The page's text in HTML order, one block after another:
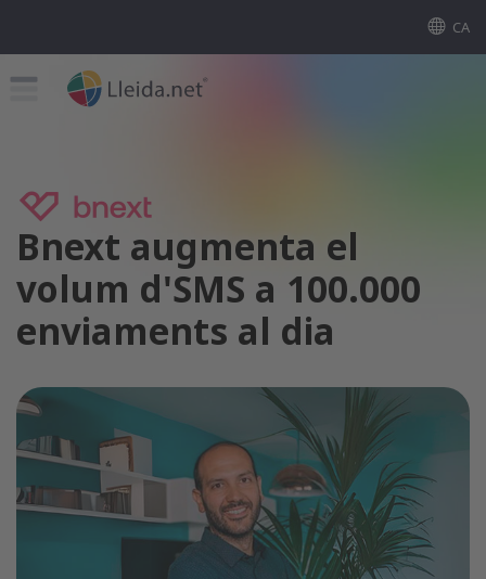
CA
Bnext augmenta el
volum d'SMS a 100.000
enviaments al dia